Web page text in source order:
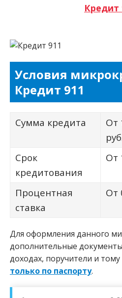
Кредит
Условия
Кредит 911
Сумма кредита
От
Срок
кредитования
От
Процентная
ставка
От
Для оформления данного
дополнительные
доходах, поручители и
только по паспорту.